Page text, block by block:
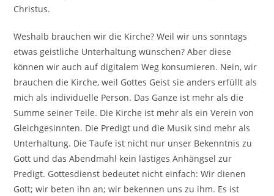
Christus.
Weshalb brauchen wir die Kirche? Weil wir uns sonntags
etwas geistliche Unterhaltung wünschen? Aber diese
können wir auch auf digitalem Weg konsumieren. Nein, wir
brauchen die Kirche, weil Gottes Geist sie anders erfüllt als
mich als individuelle Person. Das Ganze ist mehr als die
Summe seiner Teile. Die Kirche ist mehr als ein Verein von
Gleichgesinnten. Die Predigt und die Musik sind mehr als
Unterhaltung. Die Taufe ist nicht nur unser Bekenntnis zu
Gott und das Abendmahl kein lästiges Anhängsel zur
Predigt. Gottesdienst bedeutet nicht einfach: Wir dienen
Gott; wir beten ihn an; wir bekennen uns zu ihm. Es ist